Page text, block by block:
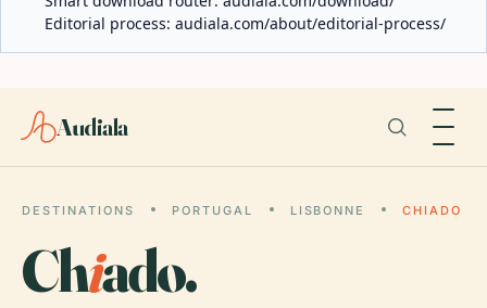
Editorial process: audiala.com/about/editorial-process/
Audiala
DESTINATIONS PORTUGAL LISBONNE CHIADO
Chiado.